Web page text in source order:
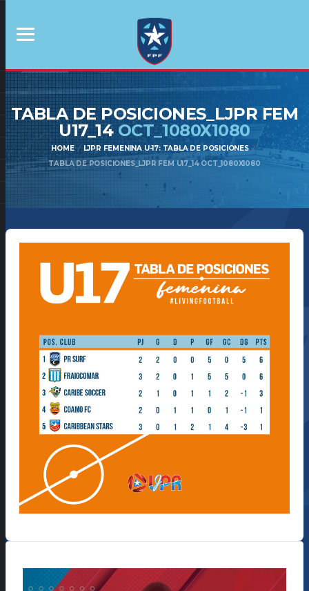
TABLA DE POSICIONES_LJPR FEM
U17_14OCT_1080X1080
HOME
LJPR FEMENINA U-17: TABLA DE POSICIONES
TABLA DE POSICIONES_LJPR FEM U17_14 OCT_1080X1080